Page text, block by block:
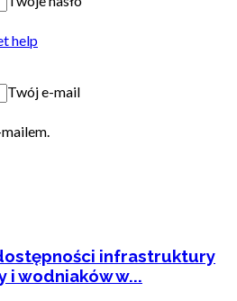
help
Twój e-mail
infrastruktury
i wodniaków w...